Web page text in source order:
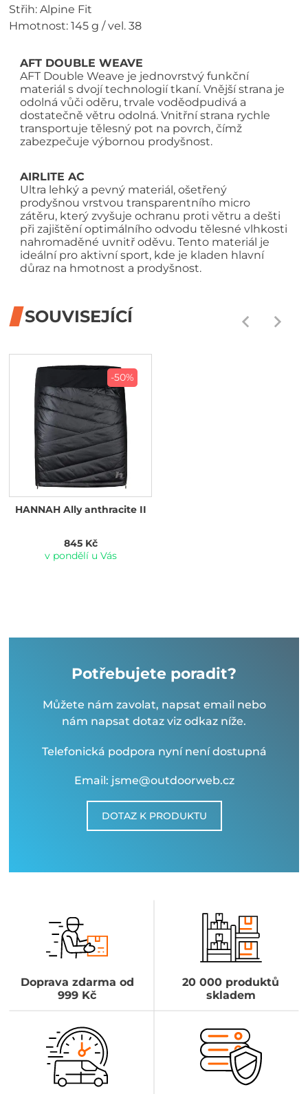
Střih: Alpine Fit
Hmotnost: 145 g / vel. 38
AFT DOUBLE WEAVE
AFT Double Weave je jednovrstvý funkční
materiál s dvojí technologií tkaní. Vnější strana je
odolná vůči oděru, trvale voděodpudivá a
dostatečně větru odolná. Vnitřní strana rychle
transportuje tělesný pot na povrch, čímž
zabezpečuje výbornou prodyšnost.
AIRLITE AC
Ultra lehký a pevný materiál, ošetřený
prodyšnou vrstvou transparentního micro
zátěru, který zvyšuje ochranu proti větru a dešti
při zajištění optimálního odvodu tělesné vlhkosti
nahromaděné uvnitř oděvu. Tento materiál je
ideální pro aktivní sport, kde je kladen hlavní
důraz na hmotnost a prodyšnost.
SOUVISEJÍCÍ
-50%
HANNAH Ally anthracite II
845 Kč
v pondělí u Vás
Potřebujete poradit?
Můžete nám zavolat, napsat email nebo
nám napsat dotaz viz odkaz níže.
Telefonická podpora nyní není dostupná
Email: jsme@outdoorweb.cz
DOTAZ K PRODUKTU
Doprava zdarma od
999 Kč
20 000 produktů
skladem